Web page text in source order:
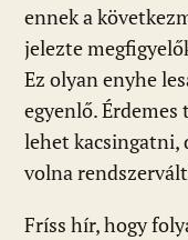
ennek a
jelezte
Ez olyan enyhe
egyenlő.
lehet kacsingatni,
volna
Fríss hír, hogy